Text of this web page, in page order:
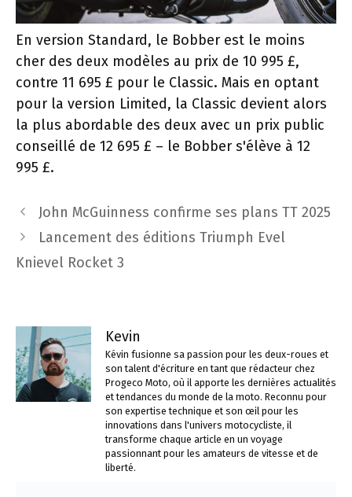
En version Standard, le Bobber est le moins
cher des deux modèles au prix de 10 995 £,
contre 11 695 £ pour le Classic. Mais en optant
pour la version Limited, la Classic devient alors
la plus abordable des deux avec un prix public
conseillé de 12 695 £ – le Bobber s'élève à 12
995 £.
Navigation
des
articles
John McGuinness confirme ses plans TT 2025
Lancement des éditions Triumph Evel
Knievel Rocket 3
Kevin
Kévin fusionne sa passion pour les deux-roues et
son talent d'écriture en tant que rédacteur chez
Progeco Moto, où il apporte les dernières actualités
et tendances du monde de la moto. Reconnu pour
son expertise technique et son œil pour les
innovations dans l'univers motocycliste, il
transforme chaque article en un voyage
passionnant pour les amateurs de vitesse et de
liberté.